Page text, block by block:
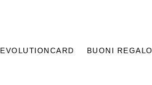
EVOLUTIONCARD BUONI REGALO